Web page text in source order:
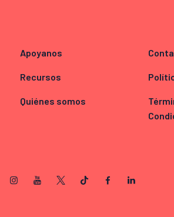
Apoyanos
Recursos
Quiénes somos